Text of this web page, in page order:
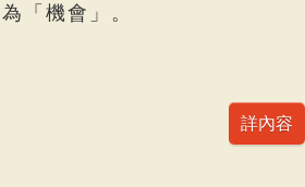
「機會」。